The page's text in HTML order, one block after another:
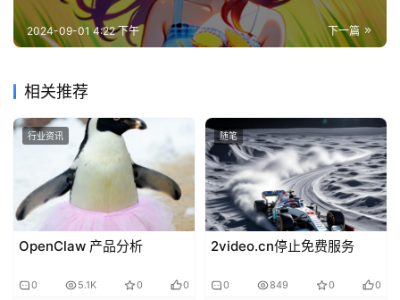
下一篇
2024-09-01 4:22 下午
相关推荐
行业资讯
OpenClaw 产品分析
0 5.1K 0 0
随笔
2video.cn停止免费服务
0 849 0 0